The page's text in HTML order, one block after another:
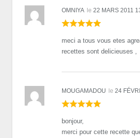
OMNIYA le 22 MARS 2011
meci a tous vous etes
recettes sont delicieuses ,
MOUGAMADOU le 24
bonjour,
merci pour cette recette